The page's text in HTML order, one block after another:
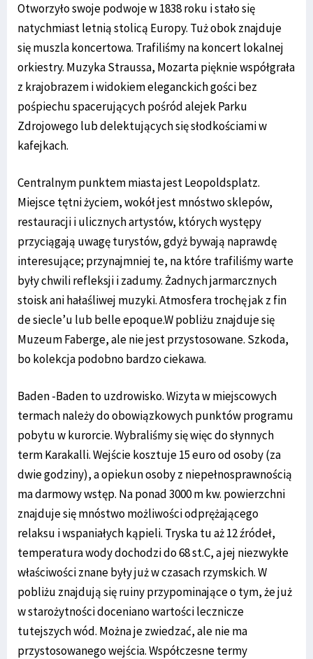
Otworzyło swoje podwoje w 1838 roku i stało się
natychmiast letnią stolicą Europy. Tuż obok znajduje
się muszla koncertowa. Trafiliśmy na koncert lokalnej
orkiestry. Muzyka Straussa, Mozarta pięknie współgrała
z krajobrazem i widokiem eleganckich gości bez
pośpiechu spacerujących pośród alejek Parku
Zdrojowego lub delektujących się słodkościami w
kafejkach.
Centralnym punktem miasta jest Leopoldsplatz.
Miejsce tętni życiem, wokół jest mnóstwo sklepów,
restauracji i ulicznych artystów, których występy
przyciągają uwagę turystów, gdyż bywają naprawdę
interesujące; przynajmniej te, na które trafiliśmy warte
były chwili refleksji i zadumy. Żadnych jarmarcznych
stoisk ani hałaśliwej muzyki. Atmosfera trochę jak z fin
de siecle’u lub belle epoque.W pobliżu znajduje się
Muzeum Faberge, ale nie jest przystosowane. Szkoda,
bo kolekcja podobno bardzo ciekawa.
Baden -Baden to uzdrowisko. Wizyta w miejscowych
termach należy do obowiązkowych punktów programu
pobytu w kurorcie. Wybraliśmy się więc do słynnych
term Karakalli. Wejście kosztuje 15 euro od osoby (za
dwie godziny), a opiekun osoby z niepełnosprawnością
ma darmowy wstęp. Na ponad 3000 m kw. powierzchni
znajduje się mnóstwo możliwości odprężającego
relaksu i wspaniałych kąpieli. Tryska tu aż 12 źródeł,
temperatura wody dochodzi do 68 st.C, a jej niezwykłe
właściwości znane były już w czasach rzymskich. W
pobliżu znajdują się ruiny przypominające o tym, że już
w starożytności doceniano wartości lecznicze
tutejszych wód. Można je zwiedzać, ale nie ma
przystosowanego wejścia. Współczesne termy